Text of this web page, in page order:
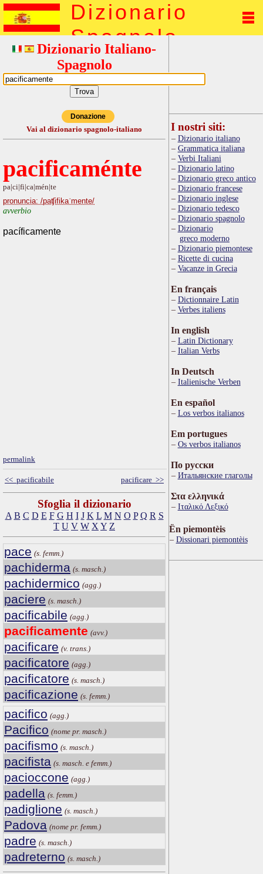
Dizionario
Spagnolo
Dizionario Italiano-
Spagnolo
Donazione
Vai al dizionario spagnolo-italiano
pacificaménte
pa|ci|fi|ca|mén|te
pronuncia: /paʧifikaˈmente/
avverbio
pacíficamente
permalink
<< pacificabile pacificare >>
Sfoglia il dizionario
A B C D E F G H I J K L M N O P Q R S
T U V W X Y Z
pace (s. femm.)
pachiderma (s. masch.)
pachidermico (agg.)
paciere (s. masch.)
pacificabile (agg.)
pacificamente (avv.)
pacificare (v. trans.)
pacificatore (agg.)
pacificatore (s. masch.)
pacificazione (s. femm.)
pacifico (agg.)
Pacifico (nome pr. masch.)
pacifismo (s. masch.)
pacifista (s. masch. e femm.)
pacioccone (agg.)
padella (s. femm.)
padiglione (s. masch.)
Padova (nome pr. femm.)
padre (s. masch.)
padreterno (s. masch.)
I nostri siti:
Dizionario italiano
Grammatica italiana
Verbi Italiani
Dizionario latino
Dizionario greco antico
Dizionario francese
Dizionario inglese
Dizionario tedesco
Dizionario spagnolo
Dizionario
greco moderno
Dizionario piemontese
Ricette di cucina
Vacanze in Grecia
En français
Dictionnaire Latin
Verbes italiens
In english
Latin Dictionary
Italian Verbs
In Deutsch
Italienische Verben
En español
Los verbos italianos
Em portugues
Os verbos italianos
По русски
Итальянские глаголы
Στα ελληνικά
Ιταλικό Λεξικό
Ën piemontèis
Dissionari piemontèis